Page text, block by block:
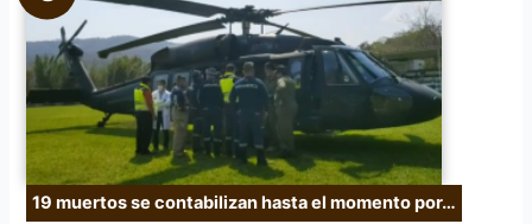
19 muertos se contabilizan hasta el momento por…